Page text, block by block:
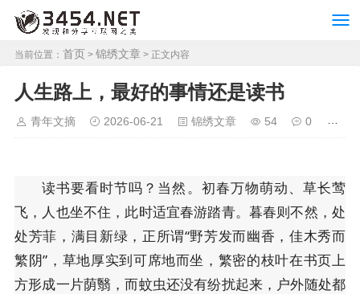
当前位置： 首页 > 锦绣文章 > 正文内容
人生路上，最好的事情还是读书
青年文摘 2026-06-21 锦绣文章 54 0
读书要看时节吗？当然。初春万物萌动、草长莺
飞，人也坐不住，此时适宜春游踏青。暮春则不然，处
处芳菲，满目新绿，正所谓“野芳发而幽香，佳木秀而
繁阴”，草地厚实到可席地而坐，繁密的枝叶在书页上
方形成一片荫翳，而蚊虫还没有纷扰起来，户外随处都